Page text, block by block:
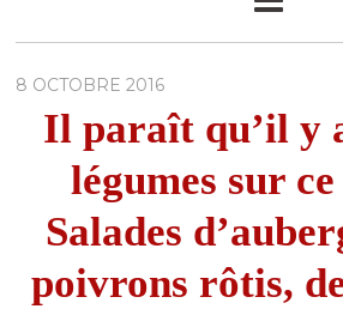
8 OCTOBRE 2016
Il paraît qu’il y
légumes sur
Salades
poivrons rôtis,